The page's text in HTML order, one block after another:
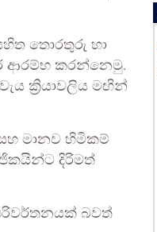
තොරතුරු හා
ආරම්භ කරන්නෙමු.
ක්‍රියාවලිය මඟින්
සහ මානව හිමිකම්
දිරිමත්
බවත්